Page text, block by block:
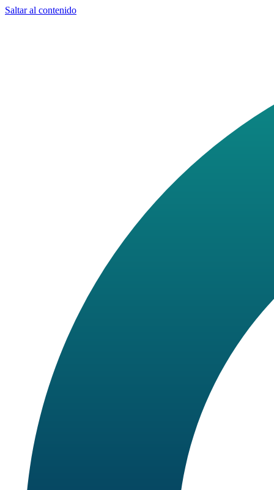
Saltar al contenido